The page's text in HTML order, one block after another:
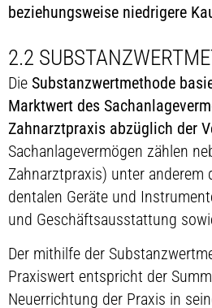
beziehungsweise niedrigere
2.2
Die Substanzwertmethode
Marktwert des
Zahnarztpraxis abzüglich der
Sachanlagevermögen zählen
Zahnarztpraxis) unter anderem
dentalen Geräte und
und Geschäftsausstattung
Der mithilfe der
Praxiswert entspricht der
Neuerrichtung der Praxis in